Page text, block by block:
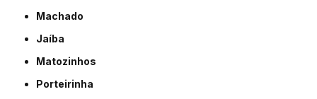
Machado
Jaíba
Matozinhos
Porteirinha